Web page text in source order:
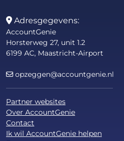
Adresgegevens:
AccountGenie
Horsterweg 27, unit 1.2
6199 AC, Maastricht-Airport
opzeggen@accountgenie.nl
Partner websites
Over AccountGenie
Contact
Ik wil AccountGenie helpen